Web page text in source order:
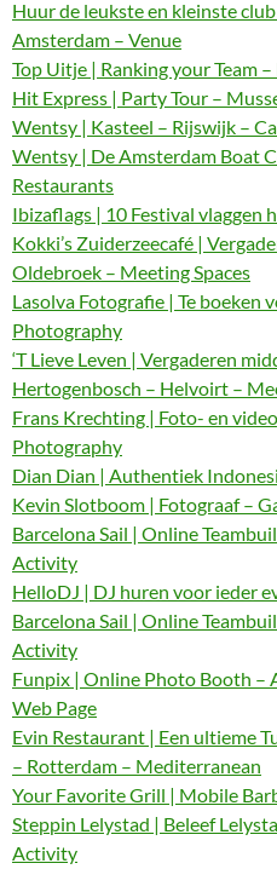
Huur de leukste en kleinste
Amsterdam – Venue
Top Uitje | Ranking your Team
Hit Express | Party Tour –
Wentsy | Kasteel – Rijswijk –
Wentsy | De Amsterdam Boat
Restaurants
Ibizaflags | 10 Festival vlaggen
Kokki’s Zuiderzeecafé |
Oldebroek – Meeting Spaces
Lasolva Fotografie | Te boeken
Photography
‘T Lieve Leven | Vergaderen
Hertogenbosch – Helvoirt –
Frans Krechting | Foto- en
Photography
Dian Dian | Authentiek
Kevin Slotboom | Fotograaf –
Barcelona Sail | Online
Activity
HelloDJ | DJ huren voor ieder
Barcelona Sail | Online
Activity
Funpix | Online Photo Booth –
Web Page
Evin Restaurant | Een ultieme
– Rotterdam – Mediterranean
Your Favorite Grill | Mobile
Steppin Lelystad | Beleef
Activity